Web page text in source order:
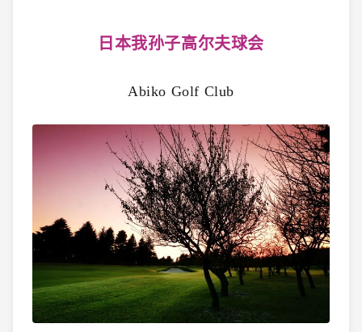
日本我孙子高尔夫球会
Abiko Golf Club